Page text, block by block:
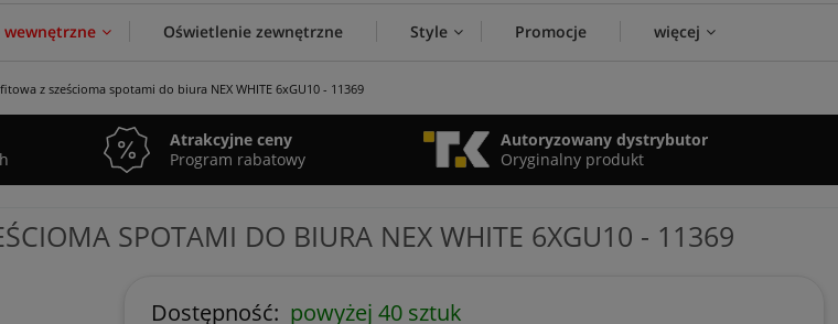
wewnętrzne Oświetlenie zewnętrzne Style Promocje więcej
z sześcioma spotami do biura NEX WHITE 6xGU10 - 11369
Atrakcyjne ceny
Program rabatowy
Autoryzowany dystrybutor
Oryginalny produkt
SPOTAMI DO BIURA NEX WHITE 6XGU10 - 11369
Dostępność: powyżej 40 sztuk